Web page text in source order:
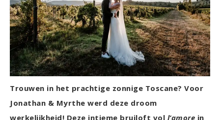
Trouwen in het prachtige zonnige Toscane? Voor
Jonathan & Myrthe werd deze droom
werkelijkheid! Deze intieme bruiloft vol l’amore in